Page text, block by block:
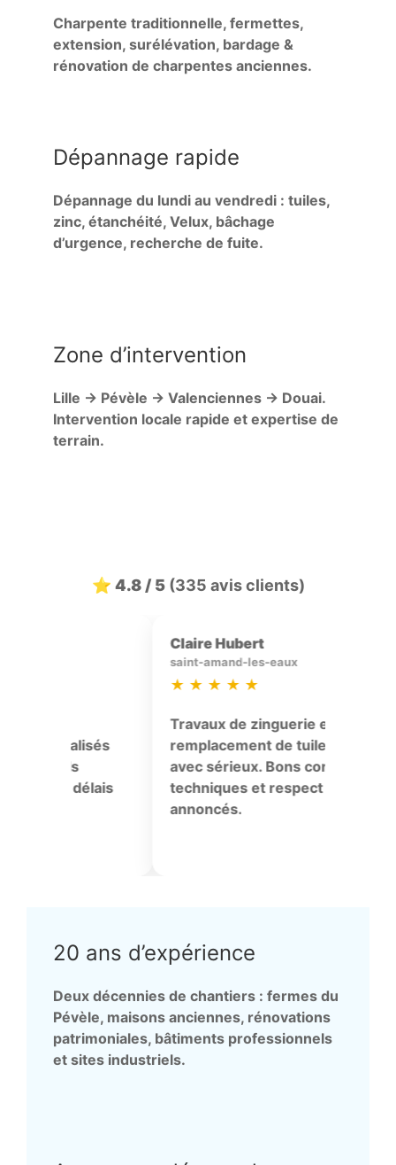
Charpente traditionnelle, fermettes,
extension, surélévation, bardage &
rénovation de charpentes anciennes.
Dépannage rapide
Dépannage du lundi au vendredi : tuiles,
zinc, étanchéité, Velux, bâchage
d’urgence, recherche de fuite.
Zone d’intervention
Lille → Pévèle → Valenciennes → Douai.
Intervention locale rapide et expertise de
terrain.
⭐ 4.8 / 5 (335 avis clients)
de tuiles réalisés
Bons conseils
et respect des délais
E Devos
marly
★
Réfection partielle
pose de solins et
points singuliers.
conforme.
20 ans d’expérience
Deux décennies de chantiers : fermes du
Pévèle, maisons anciennes, rénovations
patrimoniales, bâtiments professionnels
et sites industriels.